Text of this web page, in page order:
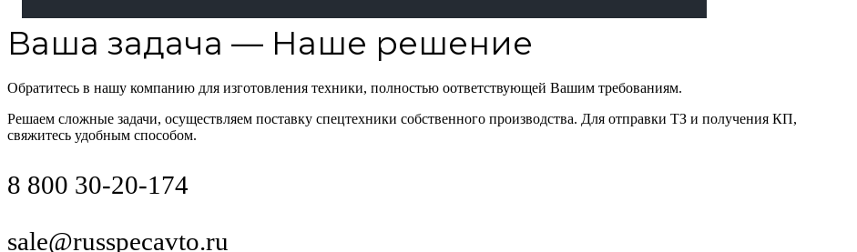
Ваша задача — Наше решение
Обратитесь в нашу компанию для изготовления техники, полностью оответствующей Вашим требованиям.
Решаем сложные задачи, осуществляем поставку спецтехники собственного производства. Для отправки ТЗ и получения КП,
свяжитесь удобным способом.
8 800 30-20-174
sale@russpecavto.ru